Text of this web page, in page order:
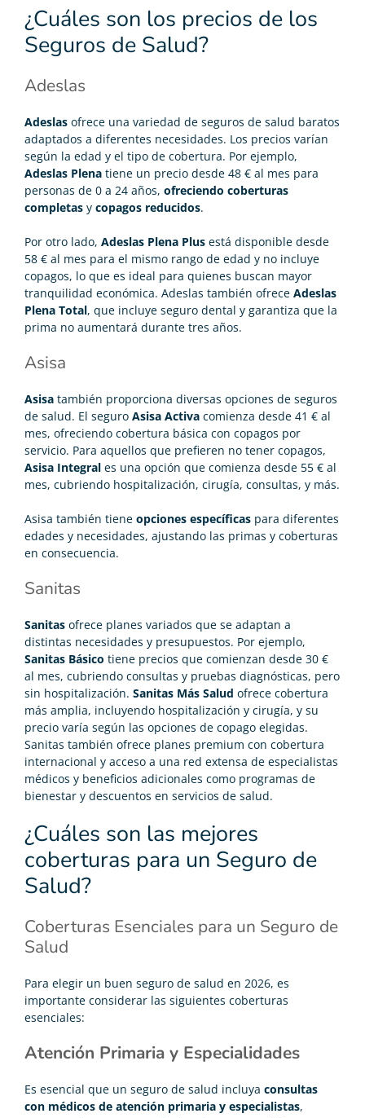
¿Cuáles son los precios de los
Seguros de Salud?
Adeslas
Adeslas ofrece una variedad de seguros de salud baratos
adaptados a diferentes necesidades. Los precios varían
según la edad y el tipo de cobertura. Por ejemplo,
Adeslas Plena tiene un precio desde 48 € al mes para
personas de 0 a 24 años, ofreciendo coberturas
completas y copagos reducidos.
Por otro lado, Adeslas Plena Plus está disponible desde
58 € al mes para el mismo rango de edad y no incluye
copagos, lo que es ideal para quienes buscan mayor
tranquilidad económica. Adeslas también ofrece Adeslas
Plena Total, que incluye seguro dental y garantiza que la
prima no aumentará durante tres años.
Asisa
Asisa también proporciona diversas opciones de seguros
de salud. El seguro Asisa Activa comienza desde 41 € al
mes, ofreciendo cobertura básica con copagos por
servicio. Para aquellos que prefieren no tener copagos,
Asisa Integral es una opción que comienza desde 55 € al
mes, cubriendo hospitalización, cirugía, consultas, y más.
Asisa también tiene opciones específicas para diferentes
edades y necesidades, ajustando las primas y coberturas
en consecuencia.
Sanitas
Sanitas ofrece planes variados que se adaptan a
distintas necesidades y presupuestos. Por ejemplo,
Sanitas Básico tiene precios que comienzan desde 30 €
al mes, cubriendo consultas y pruebas diagnósticas, pero
sin hospitalización. Sanitas Más Salud ofrece cobertura
más amplia, incluyendo hospitalización y cirugía, y su
precio varía según las opciones de copago elegidas.
Sanitas también ofrece planes premium con cobertura
internacional y acceso a una red extensa de especialistas
médicos y beneficios adicionales como programas de
bienestar y descuentos en servicios de salud.
¿Cuáles son las mejores
coberturas para un Seguro de
Salud?
Coberturas Esenciales para un Seguro de
Salud
Para elegir un buen seguro de salud en 2026, es
importante considerar las siguientes coberturas
esenciales:
Atención Primaria y Especialidades
Es esencial que un seguro de salud incluya consultas
con médicos de atención primaria y especialistas,